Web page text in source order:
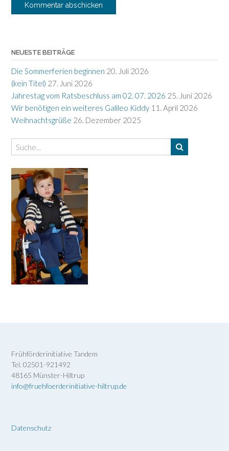
NEUESTE BEITRÄGE
Die Sommerferien beginnen 20. Juli 2026
(kein Titel) 27. Juni 2026
Jahrestag vom Ratsbeschluss am 02. 07. 2026 25. Juni 2026
Wir benötigen ein weiteres Galileo Kiddy 11. April 2026
Weihnachtsgrüße 26. Dezember 2025
Frühförderinitiative Tandem
Tel. 02501-921492
48165 Münster-Hiltrup
info@fruehfoerderinitiative-hiltrup.de
Datenschutz